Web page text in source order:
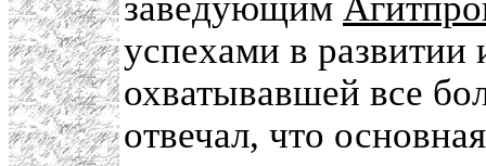
успехами в
охватывавшей все
отвечал, что